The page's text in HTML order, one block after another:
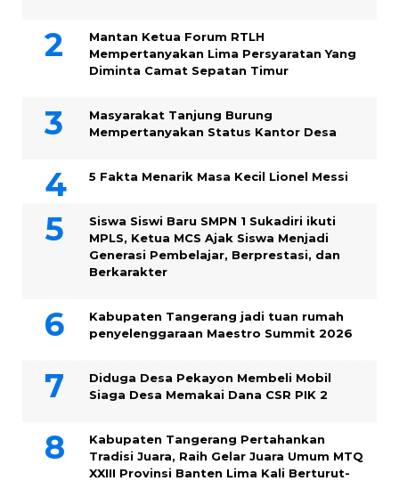
Mantan Ketua Forum RTLH
Mempertanyakan Lima Persyaratan Yang
Diminta Camat Sepatan Timur
Masyarakat Tanjung Burung
Mempertanyakan Status Kantor Desa
5 Fakta Menarik Masa Kecil Lionel Messi
Siswa Siswi Baru SMPN 1 Sukadiri ikuti
MPLS, Ketua MCS Ajak Siswa Menjadi
Generasi Pembelajar, Berprestasi, dan
Berkarakter
Kabupaten Tangerang jadi tuan rumah
penyelenggaraan Maestro Summit 2026
Diduga Desa Pekayon Membeli Mobil
Siaga Desa Memakai Dana CSR PIK 2
Kabupaten Tangerang Pertahankan
Tradisi Juara, Raih Gelar Juara Umum MTQ
XXIII Provinsi Banten Lima Kali Berturut-